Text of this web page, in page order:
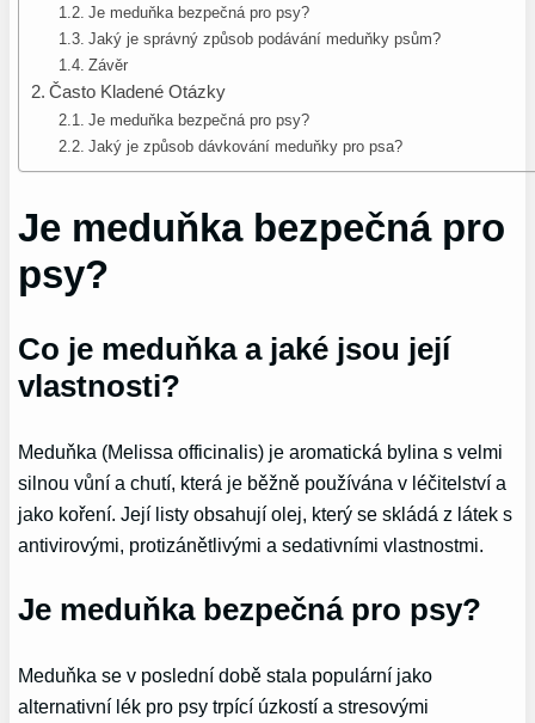
Je meduňka bezpečná pro psy?
Jaký je správný způsob podávání meduňky psům?
Závěr
Často Kladené Otázky
Je meduňka bezpečná pro psy?
Jaký je způsob dávkování meduňky pro psa?
Je meduňka bezpečná pro
psy?
Co je meduňka a jaké jsou její
vlastnosti?
Meduňka (Melissa officinalis) je aromatická bylina s velmi
silnou vůní a chutí, která je běžně používána v léčitelství a
jako koření. Její listy obsahují olej, který se skládá z látek s
antivirovými, protizánětlivými a sedativními vlastnostmi.
Je meduňka bezpečná pro psy?
Meduňka se v poslední době stala populární jako
alternativní lék pro psy trpící úzkostí a stresovými